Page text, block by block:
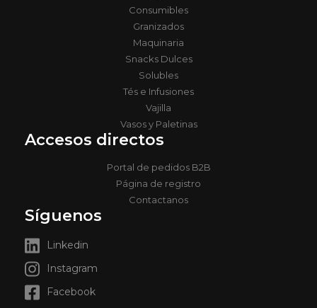
Consumibles
Granizados
Maquinaria
Snacks Dulces
Solubles
Tés e Infusiones
Vajilla
Vasos y Paletinas
Accesos directos
Portal de pedidos B2B
Página de registro
Contactanos
Síguenos
Linkedin
Instagram
Facebook